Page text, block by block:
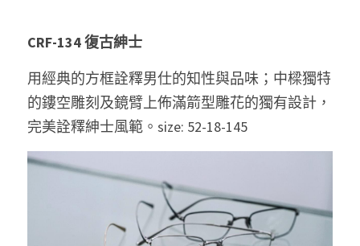
CRF-134 復古紳士
用經典的方框詮釋男仕的知性與品味；中樑獨特
的鏤空雕刻及鏡臂上佈滿箭型雕花的獨有設計，
完美詮釋紳士風範。size: 52-18-145